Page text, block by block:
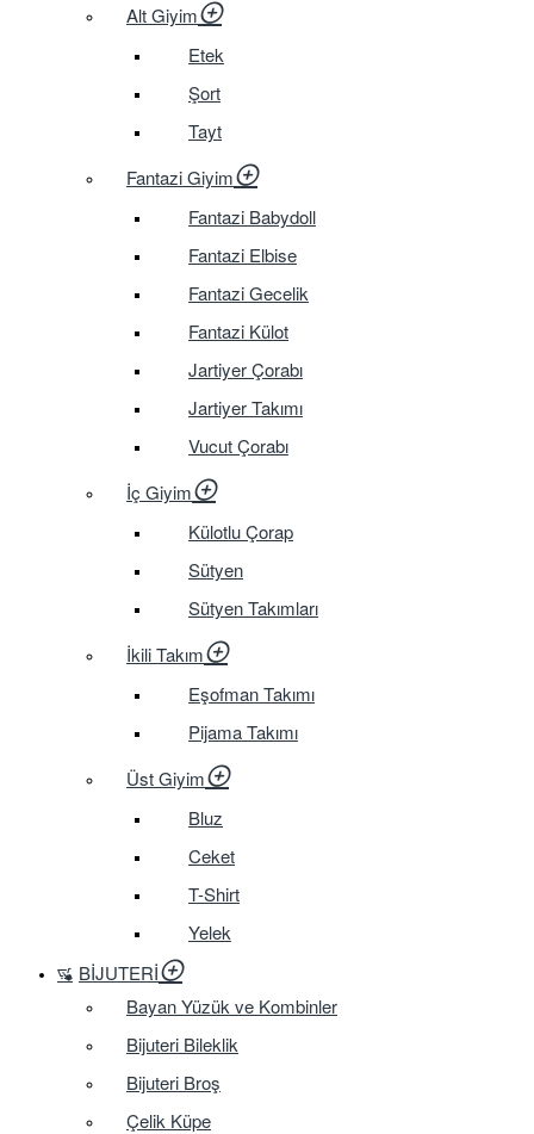
Alt Giyim
Etek
Şort
Tayt
Fantazi Giyim
Fantazi Babydoll
Fantazi Elbise
Fantazi Gecelik
Fantazi Külot
Jartiyer Çorabı
Jartiyer Takımı
Vucut Çorabı
İç Giyim
Külotlu Çorap
Sütyen
Sütyen Takımları
İkili Takım
Eşofman Takımı
Pijama Takımı
Üst Giyim
Bluz
Ceket
T-Shirt
Yelek
BIJUTERI
Bayan Yüzük ve Kombinler
Bijuteri Bileklik
Bijuteri Broş
Çelik Küpe